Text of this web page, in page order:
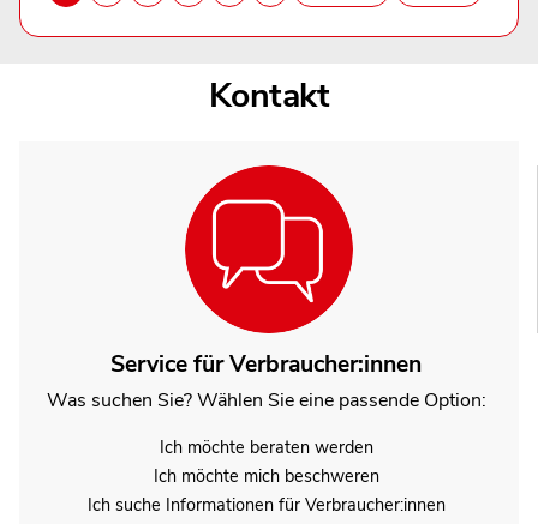
Kontakt
Service für Verbraucher:innen
Was suchen Sie? Wählen Sie eine passende Option:
Ich möchte beraten werden
Ich möchte mich beschweren
Ich suche Informationen für Verbraucher:innen